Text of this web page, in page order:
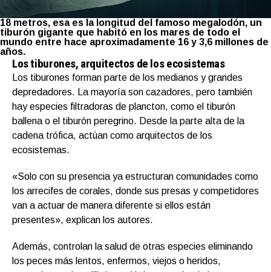
18 metros, esa es la longitud del famoso megalodón, un
tiburón gigante que habitó en los mares de todo el
mundo entre hace aproximadamente 16 y 3,6 millones de
años.
Los tiburones, arquitectos de los ecosistemas
Los tiburones forman parte de los medianos y grandes
depredadores. La mayoría son cazadores, pero también
hay especies filtradoras de plancton, como el tiburón
ballena o el tiburón peregrino. Desde la parte alta de la
cadena trófica, actúan como arquitectos de los
ecosistemas.
«Solo con su presencia ya estructuran comunidades como
los arrecifes de corales, donde sus presas y competidores
van a actuar de manera diferente si ellos están
presentes», explican los autores.
Además, controlan la salud de otras especies eliminando
los peces más lentos, enfermos, viejos o heridos,